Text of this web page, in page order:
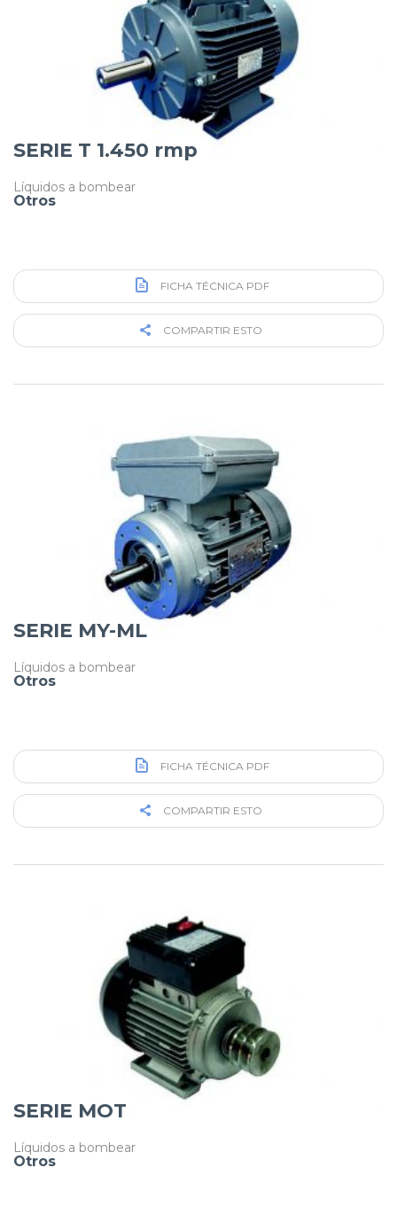
SERIE T 1.450 rmp
Líquidos a bombear
Otros
FICHA TÉCNICA PDF
COMPARTIR ESTO
SERIE MY-ML
Líquidos a bombear
Otros
FICHA TÉCNICA PDF
COMPARTIR ESTO
SERIE MOT
Líquidos a bombear
Otros